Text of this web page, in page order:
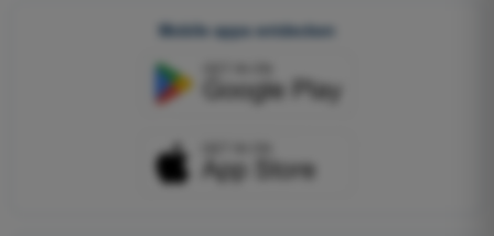
Mobile apps entdecken